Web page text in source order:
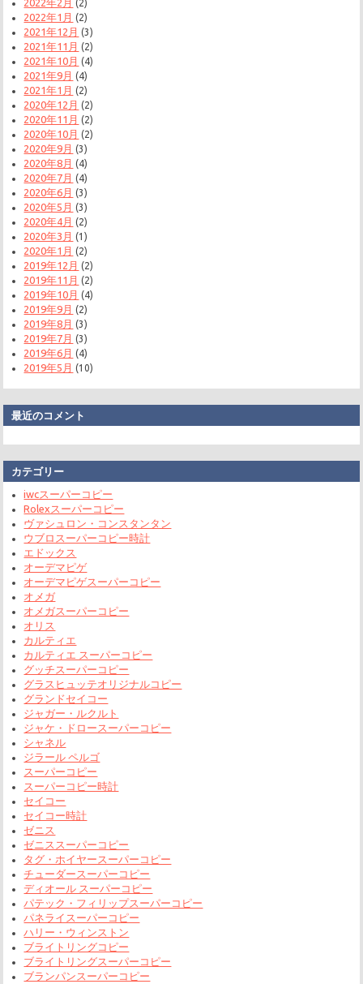
2022年2月 (2)
2022年1月 (2)
2021年12月 (3)
2021年11月 (2)
2021年10月 (4)
2021年9月 (4)
2021年1月 (2)
2020年12月 (2)
2020年11月 (2)
2020年10月 (2)
2020年9月 (3)
2020年8月 (4)
2020年7月 (4)
2020年6月 (3)
2020年5月 (3)
2020年4月 (2)
2020年3月 (1)
2020年1月 (2)
2019年12月 (2)
2019年11月 (2)
2019年10月 (4)
2019年9月 (2)
2019年8月 (3)
2019年7月 (3)
2019年6月 (4)
2019年5月 (10)
最近のコメント
カテゴリー
iwcスーパーコピー
Rolexスーパーコピー
ヴァシュロン・コンスタンタン
ウブロスーパーコピー時計
エドックス
オーデマピゲ
オーデマピゲスーパーコピー
オメガ
オメガスーパーコピー
オリス
カルティエ
カルティエ スーパーコピー
グッチスーパーコピー
グラスヒュッテオリジナルコピー
グランドセイコー
ジャガー・ルクルト
ジャケ・ドロースーパーコピー
シャネル
ジラール ペルゴ
スーパーコピー
スーパーコピー時計
セイコー
セイコー時計
ゼニス
ゼニススーパーコピー
タグ・ホイヤースーパーコピー
チューダースーパーコピー
ディオール スーパーコピー
パテック・フィリップスーパーコピー
パネライスーパーコピー
ハリー・ウィンストン
ブライトリングコピー
ブライトリングスーパーコピー
ブランパンスーパーコピー